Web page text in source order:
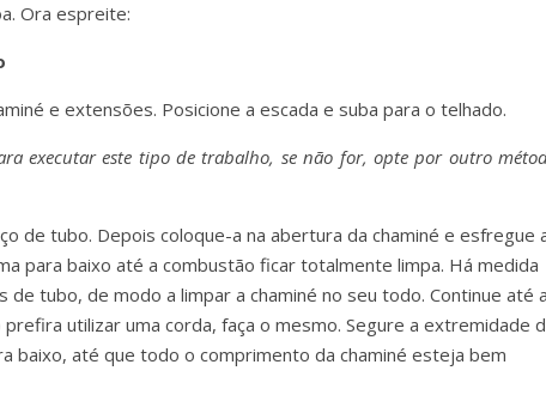
Ora espreite:
e extensões. Posicione a escada e suba para o telhado.
executar este tipo de trabalho, se não for, opte por outro
de tubo. Depois coloque-a na abertura da chaminé e esfregue
para baixo até a combustão ficar totalmente limpa. Há medida
de tubo, de modo a limpar a chaminé no seu todo. Continue até a
utilizar uma corda, faça o mesmo. Segure a extremidade
baixo, até que todo o comprimento da chaminé esteja bem